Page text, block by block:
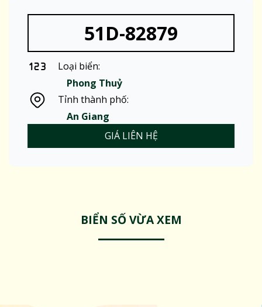
51D-82879
Loại biển:
Phong Thuỷ
Tỉnh thành phố:
An Giang
GIÁ LIÊN HỆ
BIỂN SỐ VỪA XEM